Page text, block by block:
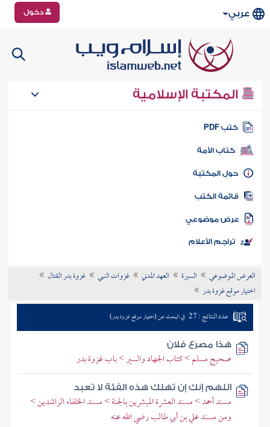
عربي دخول
المكتبة الإسلامية
كتب PDF
كتاب الأمة
المكتبة
الكتب
موضوعي
تراجم الأعلام
العرض الموضوعي السيرة العهد المدني غزوات النبي
غزوة بدر القتال
اختيار موقع غزوة بدر
عدد النتائج : 27 في البحث عن (اختيار موقع غزوة بدر)
هذا مصرع فلان
صحيح مسلم > كتاب الجهاد والسير > باب غزوة بدر
اللهم إنك إن تهلك هذه الفئة لا تعبد
مسند أحمد > مسند العشرة المبشرين بالجنة > مسند الخلفاء الراشدين >
ومن مسند علي بن أبي طالب رضي الله عنه